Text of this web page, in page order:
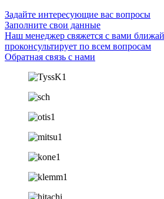
Задайте интересующие вас вопросы
Заполните свои данные
Наш менеджер свяжется с вами
проконсультирует по всем вопросам
Обратная связь с нами